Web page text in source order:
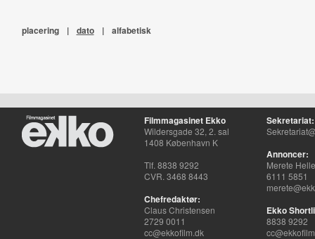
placering | dato | alfabetisk
Filmmagasinet Ekko
Wildersgade 32, 2. sal
1408 København K
Tlf. 8838 9292
CVR. 3468 8443
Chefredaktør:
Claus Christensen
2729 0011
cc@ekkofilm.dk
Sekretariat:
Annoncer:
Merete
6111 5851
Ekko
8838 9292